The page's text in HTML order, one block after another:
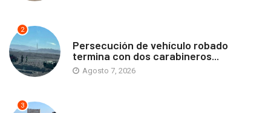
2
Persecución de vehículo robado
termina con dos carabineros...
Agosto 7, 2026
3